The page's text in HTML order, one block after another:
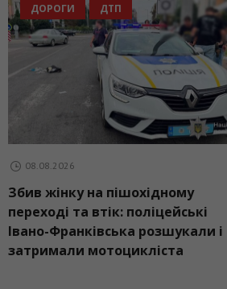
СПОРТ
08.08.2026
Контури обласного футболу:
Рогатинщина розпочинає
першою